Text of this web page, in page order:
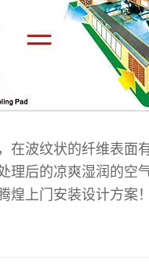
在波纹状的纤维表
理后的凉爽湿润的
上门安装设计方案！